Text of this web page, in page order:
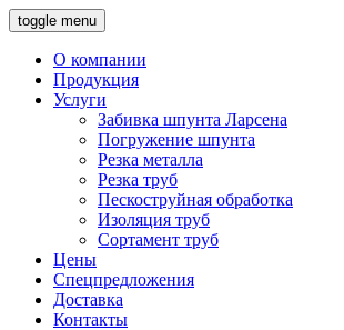
toggle menu
О компании
Продукция
Услуги
Забивка шпунта Ларсена
Погружение шпунта
Резка металла
Резка труб
Пескоструйная обработка
Изоляция труб
Сортамент труб
Цены
Спецпредложения
Доставка
Контакты